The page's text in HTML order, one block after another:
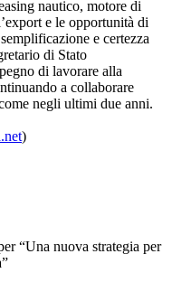
nautico, motore di
e le opportunità di
e certezza
di Stato
di lavorare alla
a collaborare
negli ultimi due anni.
)
“Una nuova strategia per